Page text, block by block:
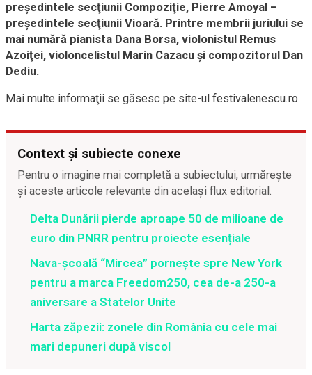
preşedintele secţiunii Compoziţie, Pierre Amoyal –
preşedintele secţiunii Vioară. Printre membrii juriului se
mai numără pianista Dana Borsa, violonistul Remus
Azoiţei, violoncelistul Marin Cazacu şi compozitorul Dan
Dediu.
Mai multe informaţii se găsesc pe site-ul festivalenescu.ro
Context și subiecte conexe
Pentru o imagine mai completă a subiectului, urmărește
și aceste articole relevante din același flux editorial.
Delta Dunării pierde aproape 50 de milioane de
euro din PNRR pentru proiecte esențiale
Nava-școală “Mircea” pornește spre New York
pentru a marca Freedom250, cea de-a 250-a
aniversare a Statelor Unite
Harta zăpezii: zonele din România cu cele mai
mari depuneri după viscol